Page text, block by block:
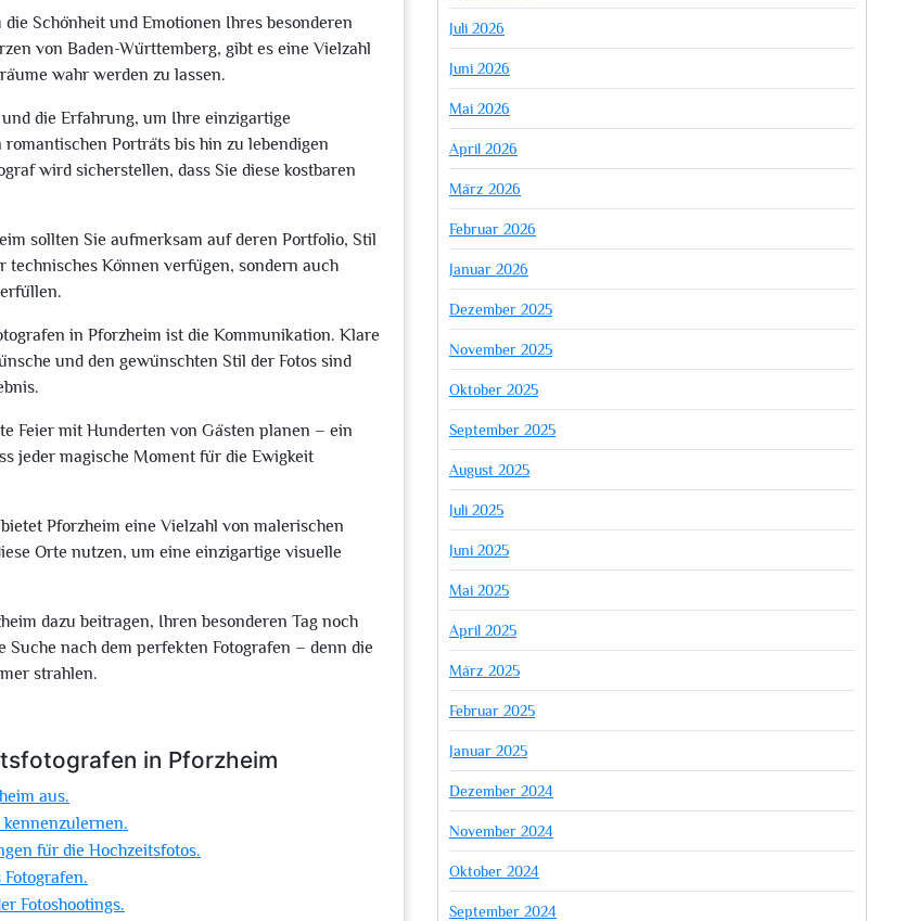
Schönheit und Emotionen Ihres besonderen
von Baden-Württemberg, gibt es eine Vielzahl
wahr werden zu lassen.
die Erfahrung, um Ihre einzigartige
Porträts bis hin zu lebendigen
wird sicherstellen, dass Sie diese kostbaren
sollten Sie aufmerksam auf deren Portfolio, Stil
Können verfügen, sondern auch
in Pforzheim ist die Kommunikation. Klare
und den gewünschten Stil der Fotos sind
Feier mit Hunderten von Gästen planen – ein
jeder magische Moment für die Ewigkeit
Pforzheim eine Vielzahl von malerischen
Orte nutzen, um eine einzigartige visuelle
dazu beitragen, Ihren besonderen Tag noch
nach dem perfekten Fotografen – denn die
strahlen.
in Pforzheim
aus.
für die Hochzeitsfotos.
Fotoshootings.
Juli 2026
Juni 2026
Mai 2026
April 2026
März 2026
Februar 2026
Januar 2026
Dezember 2025
November 2025
Oktober 2025
September 2025
August 2025
Juli 2025
Juni 2025
Mai 2025
April 2025
März 2025
Februar 2025
Januar 2025
Dezember 2024
November 2024
Oktober 2024
September 2024